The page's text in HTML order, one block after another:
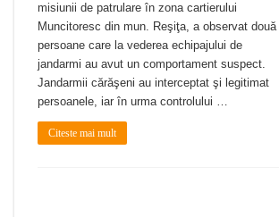
misiunii de patrulare în zona cartierului
Muncitoresc din mun. Reşiţa, a observat două
persoane care la vederea echipajului de
jandarmi au avut un comportament suspect.
Jandarmii cărăşeni au interceptat şi legitimat
persoanele, iar în urma controlului …
Citeste mai mult